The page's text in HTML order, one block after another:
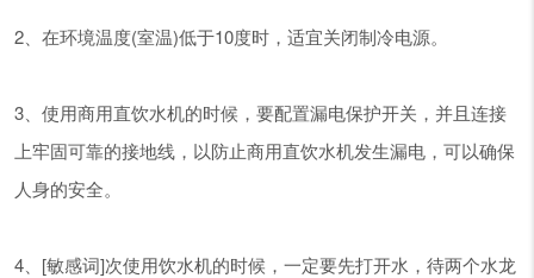
2、在环境温度(室温)低于10度时，适宜关闭制冷电源。
3、使用商用直饮水机的时候，要配置漏电保护开关，并且连接
上牢固可靠的接地线，以防止商用直饮水机发生漏电，可以确保
人身的安全。
4、[敏感词]次使用饮水机的时候，一定要先打开水，待两个水龙